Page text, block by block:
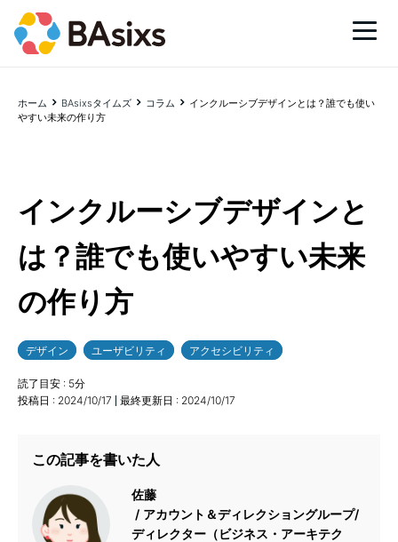
ホーム BAsixsタイムズ コラム
インクルーシブデザインとは？誰でも使い
やすい未来の作り方
インクルーシブデザインと
は？誰でも使いやすい未来
の作り方
デザイン ユーザビリティ アクセシビリティ
読了目安 : 5分
投稿日 : 2024/10/17 最終更新日 : 2024/10/17
この記事を書いた人
佐藤
アカウント＆ディレクショングループ/
ディレクター（ビジネス・アーキテク